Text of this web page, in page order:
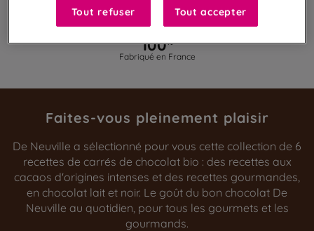
100%
Fabriqué en France
Faites-vous pleinement plaisir
De Neuville a sélectionné pour vous cette collection de 6
recettes de carrés de chocolat bio : des recettes aux
cacaos d'origines intenses et des recettes gourmandes,
en chocolat lait et noir. Le goût du bon chocolat De
Neuville au quotidien, pour tous les gourmets et les
gourmands.
Tout refuser Tout accepter